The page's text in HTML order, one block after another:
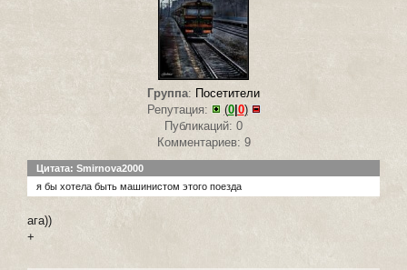
Группа: Посетители
Репутация:
(0|0)
Публикаций: 0
Комментариев: 9
Цитата: Smirnova2000
я бы хотела быть машинистом этого поезда
ага))
+